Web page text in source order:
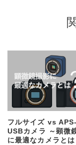
フルサイズ vs
USBカメラ ～顕微
に最適なカメラとは